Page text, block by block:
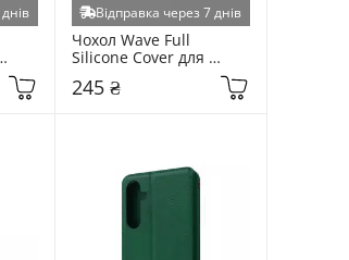
Відправка через 7 днів
Чохол Wave Full
Silicone Cover для
Samsung Galaxy S931
S25 Dark Purple
245 ₴